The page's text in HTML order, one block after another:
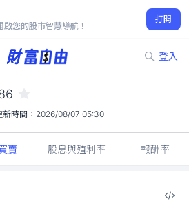
啟您的股市智慧導航！
打開
登入
1.13%
時間： 2026/08/07 05:30
賣 股息與殖利率 報酬率